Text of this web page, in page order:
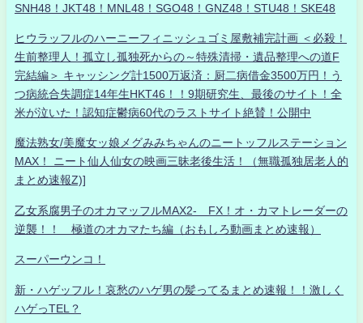
SNH48！JKT48！MNL48！SGO48！GNZ48！STU48！SKE48
ヒウラッフルのハーニーフィニッシュゴミ屋敷補完計画 ＜必殺！
生前整理人！孤立し孤独死からの～特殊清掃・遺品整理への道F
完結編＞ キャッシング計1500万返済：厨二病借金3500万円！う
つ病統合失調症14年生HKT46！！9期研究生、最後のサイト！全
米が泣いた！認知症鬱病60代のラストサイト絶賛！公開中
魔法熟女/美魔女ッ娘メグみみちゃんのニートッフルステーション
MAX！ ニート仙人仙女の映画三昧老後生活！（無職孤独居老人的
まとめ速報Z)]
乙女系腐男子のオカマッフルMAX2- FX！オ・カマトレーダーの
逆襲！！ 極道のオカマたち編（おもしろ動画まとめ速報）
スーパーウンコ！
新・ハゲッフル！哀愁のハゲ男の髪ってるまとめ速報！！激しく
ハゲっTEL？